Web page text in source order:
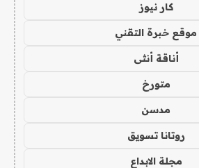
كار نيوز
موقع خبرة التقني
أناقة أنثى
متورخ
مدسن
روتانا تسويق
مجلة الابداع